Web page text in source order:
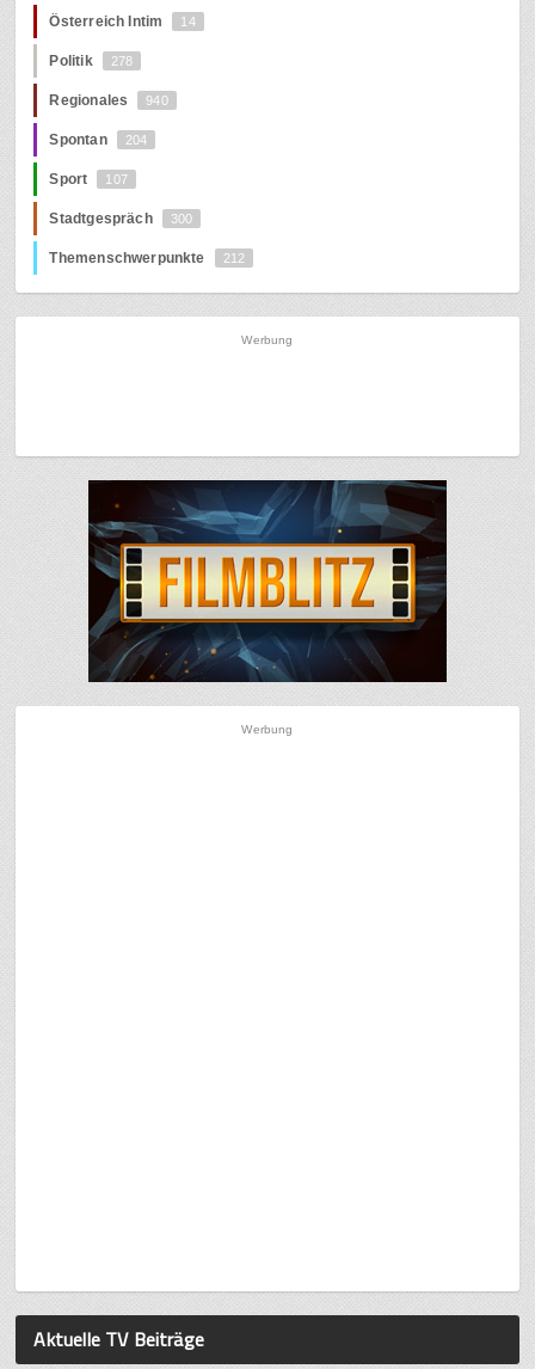
Österreich Intim 14
Politik 278
Regionales 940
Spontan 204
Sport 107
Stadtgespräch 300
Themenschwerpunkte 212
Werbung
Werbung
Aktuelle TV Beiträge